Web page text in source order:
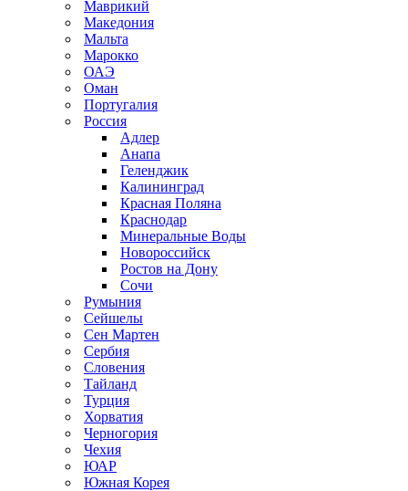
Маврикий
Македония
Мальта
Марокко
ОАЭ
Оман
Португалия
Россия
Адлер
Анапа
Геленджик
Калининград
Красная Поляна
Краснодар
Минеральные Воды
Новороссийск
Ростов на Дону
Сочи
Румыния
Сейшелы
Сен Мартен
Сербия
Словения
Тайланд
Турция
Хорватия
Черногория
Чехия
ЮАР
Южная Корея